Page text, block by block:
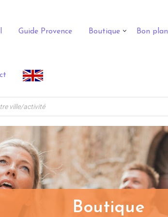
Guide Provence Boutique Bon plan
Boutique